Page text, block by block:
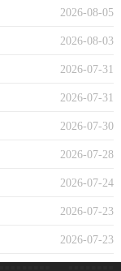
2026-08-05
2026-08-03
2026-07-31
2026-07-31
2026-07-30
2026-07-28
2026-07-24
2026-07-23
2026-07-23